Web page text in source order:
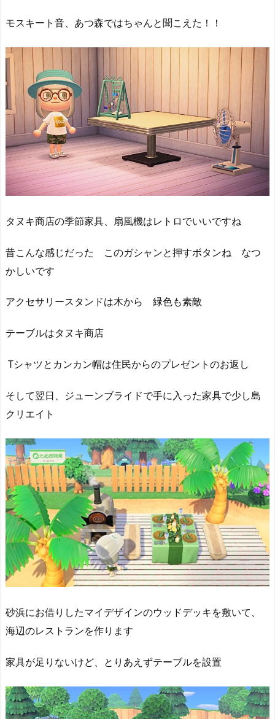
モスキート音、あつ森ではちゃんと聞こえた！！
タヌキ商店の季節家具、扇風機はレトロでいいですね
昔こんな感じだった このガシャンと押すボタンね なつ
かしいです
アクセサリースタンドは木から 緑色も素敵
テーブルはタヌキ商店
Tシャツとカンカン帽は住民からのプレゼントのお返し
そして翌日、ジューンブライドで手に入った家具で少し島
クリエイト
砂浜にお借りしたマイデザインのウッドデッキを敷いて、
海辺のレストランを作ります
家具が足りないけど、とりあえずテーブルを設置